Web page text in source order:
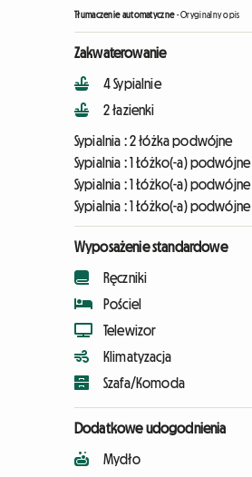
Tłumaczenie automatyczne-Oryginalny opis
Zakwaterowanie
4 Sypialnie
2 łazienki
Sypialnia :2 łóżka podwójne
Sypialnia :1 Łóżko(-a) podwójne
Sypialnia :1 Łóżko(-a) podwójne
Sypialnia :1 Łóżko(-a) podwójne
Wyposażenie standardowe
Ręczniki
Pościel
Telewizor
Klimatyzacja
Szafa/Komoda
Dodatkowe udogodnienia
Mydło